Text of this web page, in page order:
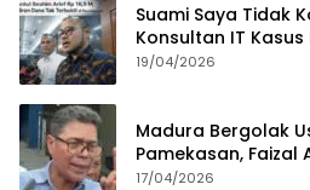
Suami Saya Tidak
Konsultan IT
Tahun
19/04/2026
Madura Bergolak
Pamekasan, Faizal
Bongkar Permainan
17/04/2026